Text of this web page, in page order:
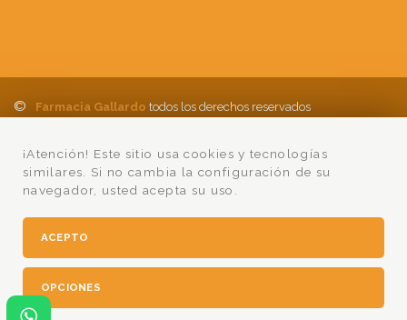
¡Atención! Este sitio usa cookies y tecnologías
similares. Si no cambia la configuración de su
navegador, usted acepta su uso.
ACEPTO
OPCIONES
© Farmacia Gallardo todos los derechos reservados
Condiciones Compra
Lumedia